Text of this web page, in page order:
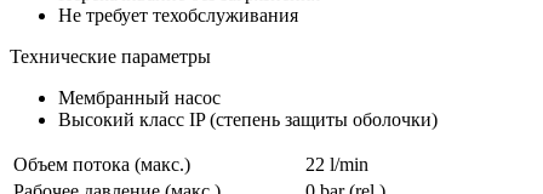
Не требует техобслуживания
Технические параметры
Мембранный насос
Высокий класс IP (степень защиты оболочки)
Объем потока (макс.)
22 l/min